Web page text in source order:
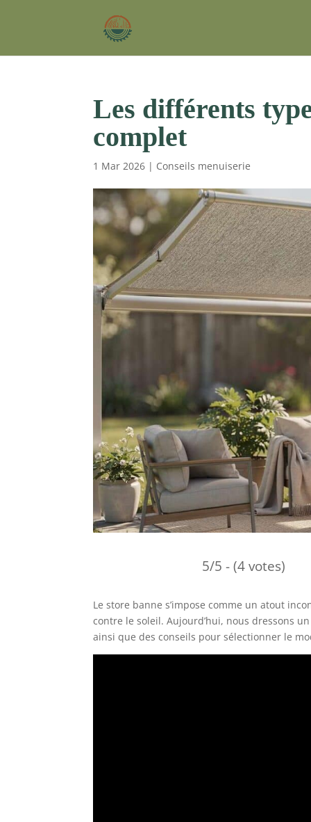
Les différents
complet
1 Mar 2026 | Conseils menuiserie
5/5 - (4 votes)
Le store banne s’impose comme un atout
contre le soleil. Aujourd’hui, nous dressons
ainsi que des conseils pour sélectionner le